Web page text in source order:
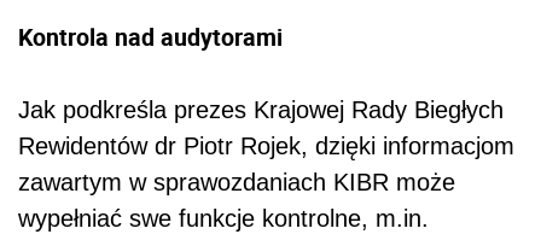
Kontrola nad audytorami
Jak podkreśla prezes Krajowej Rady Biegłych
Rewidentów dr Piotr Rojek, dzięki informacjom
zawartym w sprawozdaniach KIBR może
wypełniać swe funkcje kontrolne, m.in.